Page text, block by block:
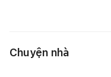
Chuyện nhà